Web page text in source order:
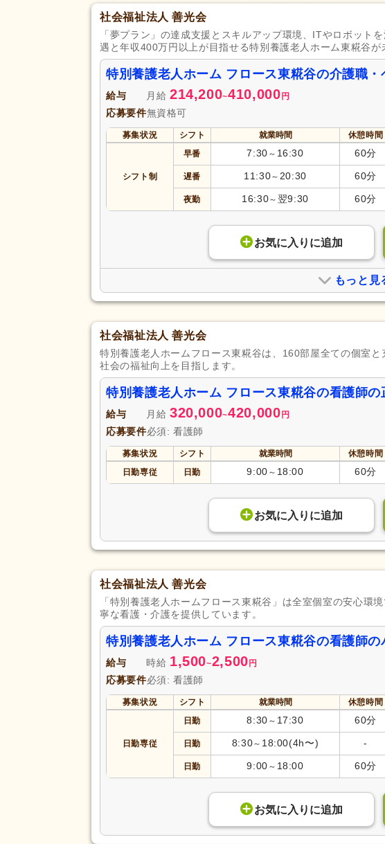
社会福祉法人 善光会
「夢プラン」の達成支援とスキルアップ環境、ITやロボット
遇と年収400万円以上が目指せる特別養護老人ホーム東糀谷が
特別養護老人ホーム フロース東糀谷の介護職
給与 月給 214,200~410,000 円
応募要件無資格可
募集状況 シフト 就業時間 休憩時間
シフト制
早番 7:30 ～ 16:30 60分
遅番 11:30～ 20:30 60分
夜勤 16:30～ 翌9:30 60分
お気に入り に追加
もっと見
社会福祉法人 善光会
特別養護老人ホームフロース東糀谷は、160部屋全ての個室
社会の福祉向上を目指します。
特別養護老人ホーム フロース東糀谷の看護師の
給与 月給 320,000~420,000 円
応募要件必須: 看護師
募集状況 シフト 就業時間 休憩時間
日勤専従
日勤 9:00 ～ 18:00 60分
お気に入り に追加
社会福祉法人 善光会
「特別養護老人ホームフロース東糀谷」は全室個室の安心環
寧な看護・介護を提供しています。
特別養護老人ホーム フロース東糀谷の看護師
給与 時給 1,500~2,500 円
応募要件必須: 看護師
募集状況 シフト 就業時間 休憩時間
日勤専従
日勤 8:30 ～ 17:30 60分
日勤 8:30～ 18:00(4h〜) -
日勤 9:00 ～ 18:00 60分
お気に入り に追加